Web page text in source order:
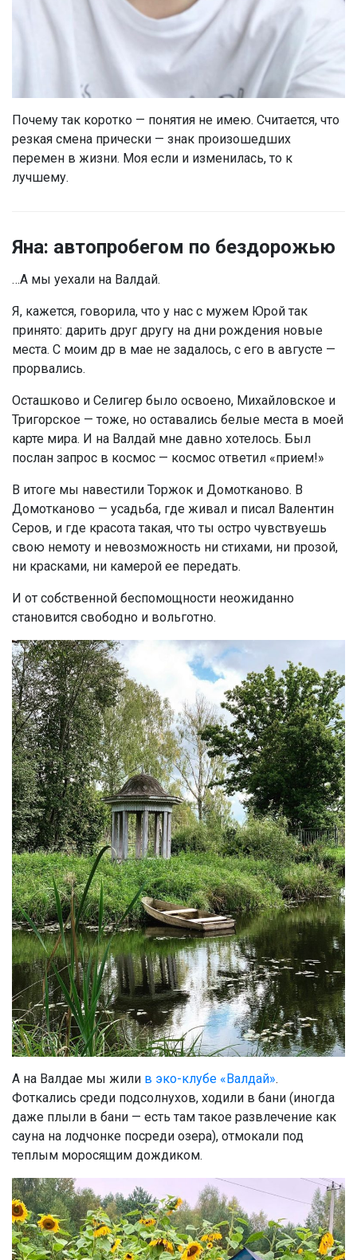
Почему так коротко — понятия не имею. Считается, что
резкая смена прически — знак произошедших
перемен в жизни. Моя если и изменилась, то к
лучшему.
Яна: автопробегом по бездорожью
…А мы уехали на Валдай.
Я, кажется, говорила, что у нас с мужем Юрой так
принято: дарить друг другу на дни рождения новые
места. С моим др в мае не задалось, с его в августе —
прорвались.
Осташково и Селигер было освоено, Михайловское и
Тригорское — тоже, но оставались белые места в моей
карте мира. И на Валдай мне давно хотелось. Был
послан запрос в космос — космос ответил «прием!»
В итоге мы навестили Торжок и Домотканово. В
Домотканово — усадьба, где живал и писал Валентин
Серов, и где красота такая, что ты остро чувствуешь
свою немоту и невозможность ни стихами, ни прозой,
ни красками, ни камерой ее передать.
И от собственной беспомощности неожиданно
становится свободно и вольготно.
А на Валдае мы жили в эко-клубе «Валдай».
Фоткались среди подсолнухов, ходили в бани (иногда
даже плыли в бани — есть там такое развлечение как
сауна на лодчонке посреди озера), отмокали под
теплым моросящим дождиком.